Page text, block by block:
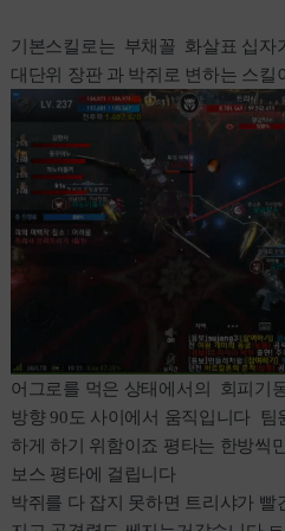
기본스킬로는 부채꼴 화살표 십자
대단위 장판 과 박쥐로 변하는 스킬
어그로를 먹은 상태에서의 회피기
방향 90도 사이에서 움직입니다 팀
하게 하기 위함이죠 평타는 한방씩
보스 평타에 걸립니다
박쥐를 다 잡지 못하면 트리샤가